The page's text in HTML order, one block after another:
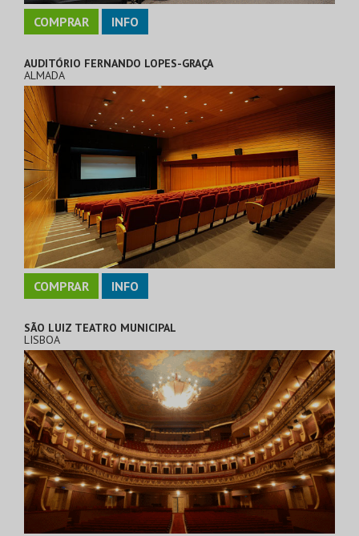
COMPRAR INFO
AUDITÓRIO FERNANDO LOPES-GRAÇA
ALMADA
COMPRAR INFO
SÃO LUIZ TEATRO MUNICIPAL
LISBOA